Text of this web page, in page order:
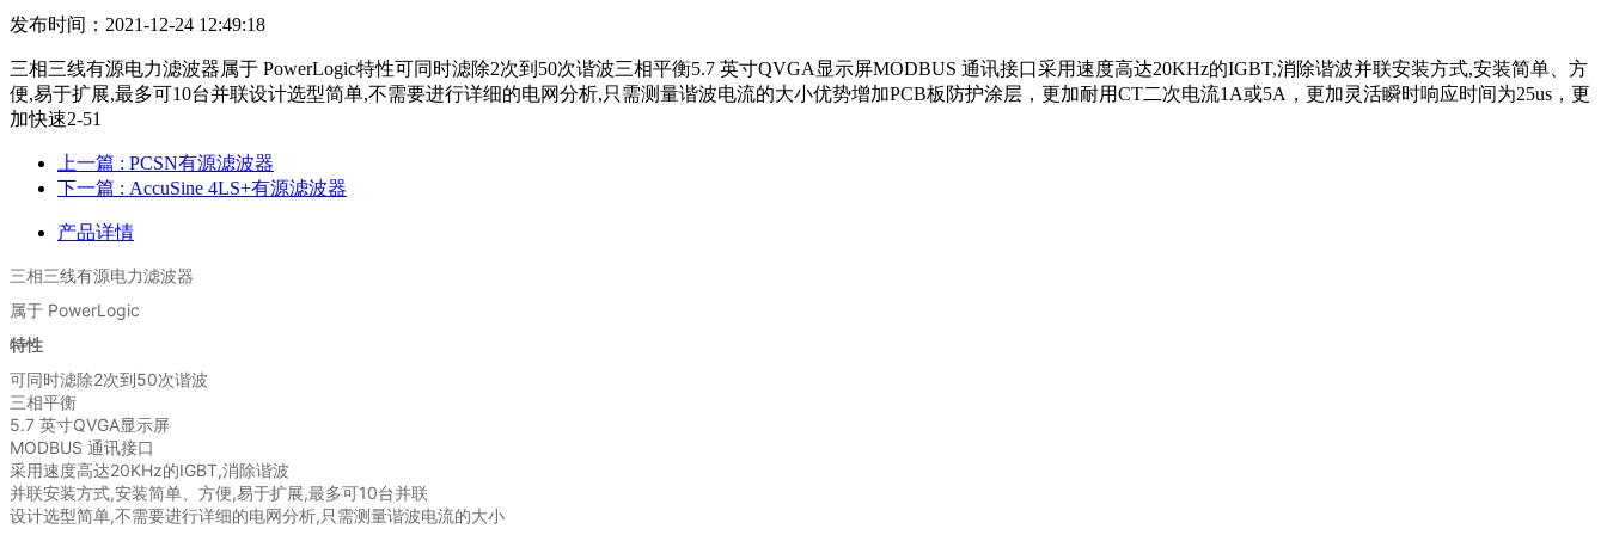
发布时间：2021-12-24 12:49:18
三相三线有源电力滤波器属于 PowerLogic特性可同时滤除2次到50次谐波三相平衡5.7 英寸QVGA显示屏MODBUS 通讯接口采用速度高达20KHz的IGBT,消除谐波并联安装方式,安装简单、方
便,易于扩展,最多可10台并联设计选型简单,不需要进行详细的电网分析,只需测量谐波电流的大小优势增加PCB板防护涂层，更加耐用CT二次电流1A或5A，更加灵活瞬时响应时间为25us，更
加快速2-51
上一篇 : PCSN有源滤波器
下一篇 : AccuSine 4LS+有源滤波器
产品详情
三相三线有源电力滤波器
属于 PowerLogic
特性
可同时滤除2次到50次谐波
三相平衡
5.7 英寸QVGA显示屏
MODBUS 通讯接口
采用速度高达20KHz的IGBT,消除谐波
并联安装方式,安装简单、方便,易于扩展,最多可10台并联
设计选型简单,不需要进行详细的电网分析,只需测量谐波电流的大小